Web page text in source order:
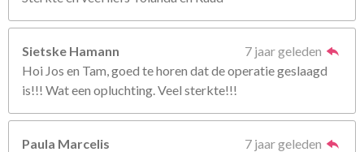
Sietske Hamann
7 jaar geleden
Hoi Jos en Tam, goed te horen dat de operatie geslaagd
is!!! Wat een opluchting. Veel sterkte!!!
Paula Marcelis
7 jaar geleden